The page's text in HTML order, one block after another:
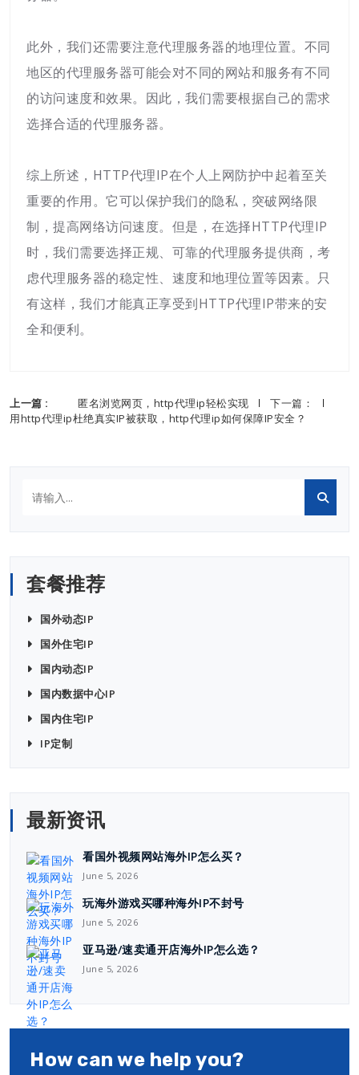
此外，我们还需要注意代理服务器的地理位置。不同
地区的代理服务器可能会对不同的网站和服务有不同
的访问速度和效果。因此，我们需要根据自己的需求
选择合适的代理服务器。
综上所述，HTTP代理IP在个人上网防护中起着至关
重要的作用。它可以保护我们的隐私，突破网络限
制，提高网络访问速度。但是，在选择HTTP代理IP
时，我们需要选择正规、可靠的代理服务提供商，考
虑代理服务器的稳定性、速度和地理位置等因素。只
有这样，我们才能真正享受到HTTP代理IP带来的安
全和便利。
上一篇 : 匿名浏览网页，http代理ip轻松实现
下一篇：
用http代理ip杜绝真实IP被获取，http代理ip如何保障IP安全？
套餐推荐
国外动态IP
国外住宅IP
国内动态IP
国内数据中心IP
国内住宅IP
IP定制
最新资讯
看国外视频网站海外IP怎么买？
June 5, 2026
玩海外游戏买哪种海外IP不封号
June 5, 2026
亚马逊/速卖通开店海外IP怎么选？
June 5, 2026
How can we help you?